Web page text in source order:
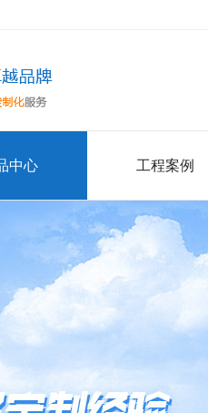
中心 工程案例